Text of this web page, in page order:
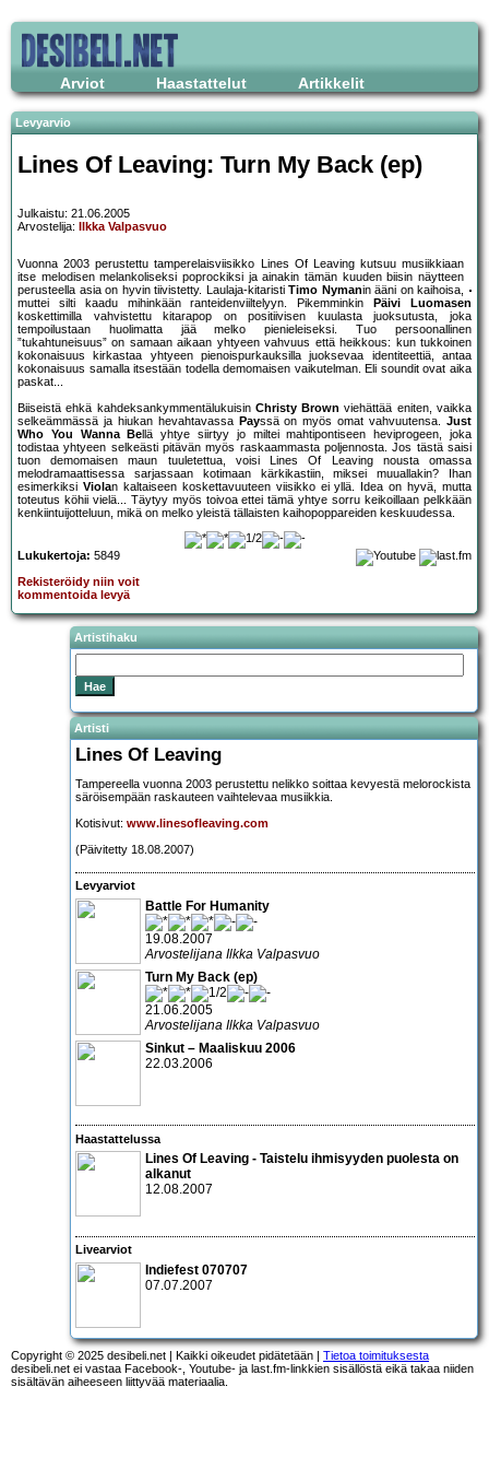
Arviot Haastattelut Artikkelit
Levyarvio
Lines Of Leaving: Turn My Back (ep)
Julkaistu: 21.06.2005
Arvostelija:
Ilkka Valpasvuo
Vuonna 2003 perustettu tamperelaisviisikko Lines Of Leaving kutsuu musiikkiaan
itse melodisen melankoliseksi poprockiksi ja ainakin tämän kuuden biisin näytteen
perusteella asia on hyvin tiivistetty. Laulaja-kitaristi Timo Nymanin ääni on kaihoisa,
muttei silti kaadu mihinkään ranteidenviiltelyyn. Pikemminkin
Päivi Luomasen
koskettimilla vahvistettu kitarapop on positiivisen kuulasta juoksutusta, joka
tempoilustaan huolimatta jää melko pienieleiseksi. Tuo persoonallinen
”tukahtuneisuus” on samaan aikaan yhtyeen vahvuus että heikkous: kun tukkoinen
kokonaisuus kirkastaa yhtyeen pienoispurkauksilla juoksevaa identiteettiä, antaa
kokonaisuus samalla itsestään todella demomaisen vaikutelman. Eli soundit ovat aika
paskat...
Biiseistä ehkä kahdeksankymmentälukuisin Christy Brown viehättää eniten, vaikka
selkeämmässä ja hiukan hevahtavassa Payssä on myös omat vahvuutensa.Just
Who You Wanna Be llä yhtye siirtyy jo miltei mahtipontiseen heviprogeen, joka
todistaa yhtyeen selkeästi pitävän myös raskaammasta poljennosta. Jos tästä saisi
tuon demomaisen maun tuuletettua, voisi Lines Of Leaving nousta omassa
melodramaattisessa sarjassaan kotimaan kärkikastiin, miksei muuallakin? Ihan
esimerkiksi Violan kaltaiseen koskettavuuteen viisikko ei yllä. Idea on hyvä, mutta
toteutus köhii vielä... Täytyy myös toivoa ettei tämä yhtye sorru keikoillaan pelkkään
kenkiintuijotteluun, mikä on melko yleistä tällaisten kaihopoppareiden keskuudessa.
Lukukertoja: 5849
Rekisteröidy niin voit
kommentoida levyä
Artistihaku
Artisti
Lines Of Leaving
Tampereella vuonna 2003 perustettu nelikko soittaa kevyestä melorockista
säröisempään raskauteen vaihtelevaa musiikkia.
Kotisivut: www.linesofleaving.com
(Päivitetty 18.08.2007)
Levyarviot
Battle For Humanity
19.08.2007
Arvostelijana Ilkka Valpasvuo
Turn My Back (ep)
21.06.2005
Arvostelijana Ilkka Valpasvuo
Sinkut – Maaliskuu 2006
22.03.2006
Haastattelussa
Lines Of Leaving - Taistelu ihmisyyden puolesta on
alkanut
12.08.2007
Livearviot
Indiefest 070707
07.07.2007
Copyright © 2025 desibeli.net | Kaikki oikeudet pidätetään | Tietoa toimituksesta
desibeli.net ei vastaa Facebook-, Youtube- ja last.fm-linkkien sisällöstä eikä takaa niiden
sisältävän aiheeseen liittyvää materiaalia.